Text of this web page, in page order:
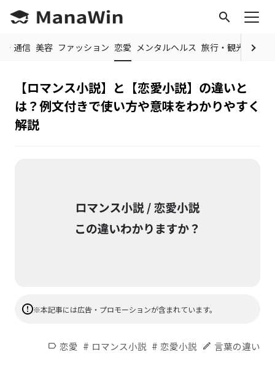
search
・通信 美容 ファッション 恋愛 メンタルヘルス 旅行・観光 料理
【ロマンス小説】と【恋愛小説】の違いと
は？例文付きで使い方や意味をわかりやすく
解説
※本記事には広告・プロモーションが含まれています。
label 恋愛 # ロマンス小説 # 恋愛小説 edit 言葉の違い